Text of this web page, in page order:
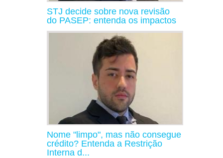
STJ decide sobre nova revisão
do PASEP: entenda os impactos
Nome "limpo", mas não consegue
crédito? Entenda a Restrição
Interna d...